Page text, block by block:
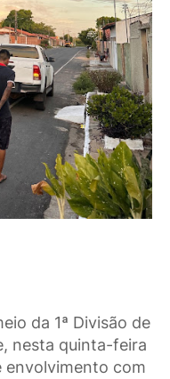
da 1ª Divisão de
nesta quinta-feira
envolvimento com